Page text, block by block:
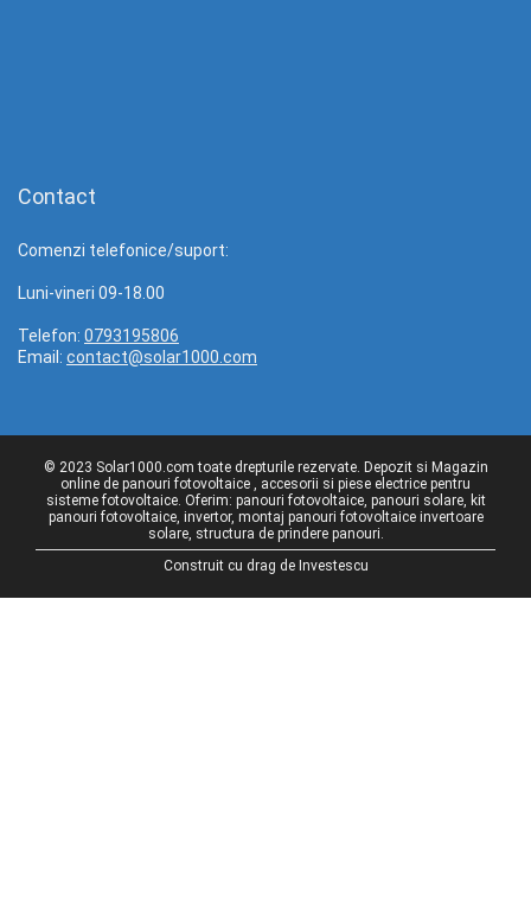
Contact
Comenzi telefonice/suport:
Luni-vineri 09-18.00
Telefon: 0793195806
Email: contact@solar1000.com
© 2023 Solar1000.com toate drepturile rezervate. Depozit si Magazin
online de panouri fotovoltaice , accesorii si piese electrice pentru
sisteme fotovoltaice. Oferim: panouri fotovoltaice, panouri solare, kit
panouri fotovoltaice, invertor, montaj panouri fotovoltaice invertoare
solare, structura de prindere panouri.
Construit cu drag de Investescu